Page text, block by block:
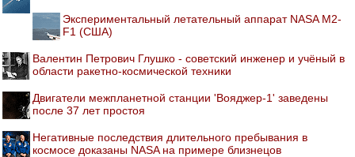
Экспериментальный летательный аппарат NASA M2-
F1 (США)
Валентин Петрович Глушко - советский инженер и учёный в
области ракетно-космической техники
Двигатели межпланетной станции 'Вояджер-1' заведены
после 37 лет простоя
Негативные последствия длительного пребывания в
космосе доказаны NASA на примере близнецов